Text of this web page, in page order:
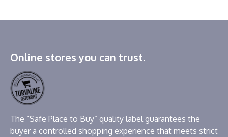
Online stores you can trust.
The “Safe Place to Buy” quality label guarantees the
buyer a controlled shopping experience that meets strict